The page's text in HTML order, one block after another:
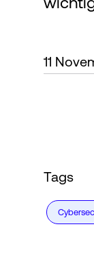
Language
11
Tags